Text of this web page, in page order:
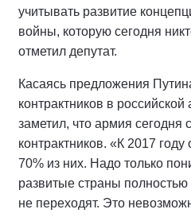
учитывать развитие
войны, которую сегодня
отметил депутат.
Касаясь предложения
контрактников в
заметил, что армия сегодня
контрактников. «К 2017 году
70% из них. Надо только
развитые страны
не переходят. Это